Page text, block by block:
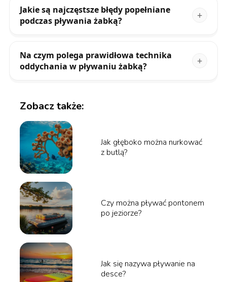
Jakie są najczęstsze błędy popełniane
podczas pływania żabką?
Na czym polega prawidłowa technika
oddychania w pływaniu żabką?
Zobacz także:
Jak głęboko można nurkować
z butlą?
Czy można pływać pontonem
po jeziorze?
Jak się nazywa pływanie na
desce?